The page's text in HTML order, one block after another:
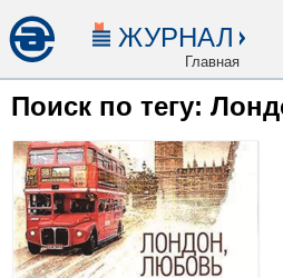
ЖУРНАЛ
Главная
Поиск по тегу: